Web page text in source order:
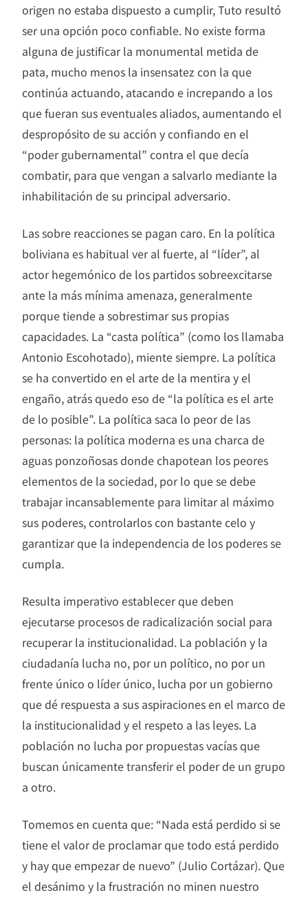
origen no estaba dispuesto a cumplir, Tuto resultó
ser una opción poco confiable. No existe forma
alguna de justificar la monumental metida de
pata, mucho menos la insensatez con la que
continúa actuando, atacando e increpando a los
que fueran sus eventuales aliados, aumentando el
despropósito de su acción y confiando en el
“poder gubernamental” contra el que decía
combatir, para que vengan a salvarlo mediante la
inhabilitación de su principal adversario.
Las sobre reacciones se pagan caro. En la política
boliviana es habitual ver al fuerte, al “líder”, al
actor hegemónico de los partidos sobreexcitarse
ante la más mínima amenaza, generalmente
porque tiende a sobrestimar sus propias
capacidades. La “casta política” (como los llamaba
Antonio Escohotado), miente siempre. La política
se ha convertido en el arte de la mentira y el
engaño, atrás quedo eso de “la política es el arte
de lo posible”. La política saca lo peor de las
personas: la política moderna es una charca de
aguas ponzoñosas donde chapotean los peores
elementos de la sociedad, por lo que se debe
trabajar incansablemente para limitar al máximo
sus poderes, controlarlos con bastante celo y
garantizar que la independencia de los poderes se
cumpla.
Resulta imperativo establecer que deben
ejecutarse procesos de radicalización social para
recuperar la institucionalidad. La población y la
ciudadanía lucha no, por un político, no por un
frente único o líder único, lucha por un gobierno
que dé respuesta a sus aspiraciones en el marco de
la institucionalidad y el respeto a las leyes. La
población no lucha por propuestas vacías que
buscan únicamente transferir el poder de un grupo
a otro.
Tomemos en cuenta que: “Nada está perdido si se
tiene el valor de proclamar que todo está perdido
y hay que empezar de nuevo” (Julio Cortázar). Que
el desánimo y la frustración no minen nuestro